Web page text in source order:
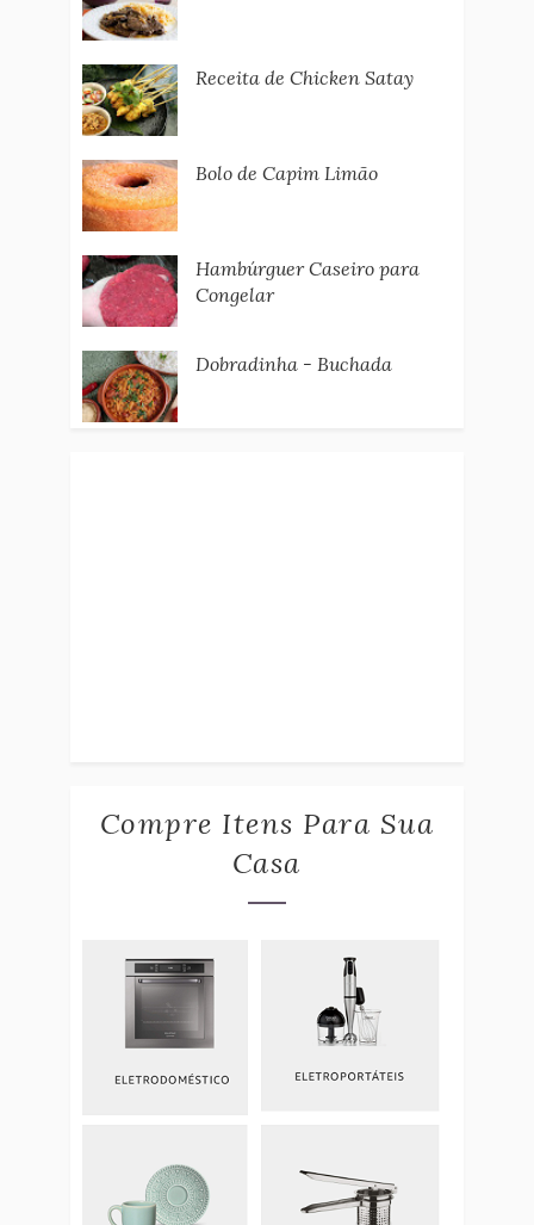
Receita de Chicken Satay
Bolo de Capim Limão
Hambúrguer Caseiro para
Congelar
Dobradinha - Buchada
Compre Itens Para Sua
Casa